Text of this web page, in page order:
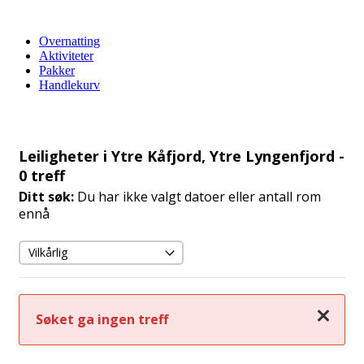
Overnatting
Aktiviteter
Pakker
Handlekurv
Leiligheter i Ytre Kåfjord, Ytre Lyngenfjord -
0 treff
Ditt søk: Du har ikke valgt datoer eller antall rom
ennå
Lukk
Søket ga ingen treff